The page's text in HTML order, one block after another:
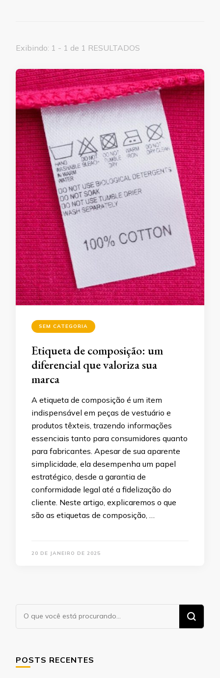
Exibindo: 1 - 1 de 1 RESULTADOS
SEM CATEGORIA
Etiqueta de composição: um
diferencial que valoriza sua
marca
A etiqueta de composição é um item
indispensável em peças de vestuário e
produtos têxteis, trazendo informações
essenciais tanto para consumidores quanto
para fabricantes. Apesar de sua aparente
simplicidade, ela desempenha um papel
estratégico, desde a garantia de
conformidade legal até a fidelização do
cliente. Neste artigo, explicaremos o que
são as etiquetas de composição, …
20 DE JANEIRO DE 2025
Procurando
algo?
POSTS RECENTES